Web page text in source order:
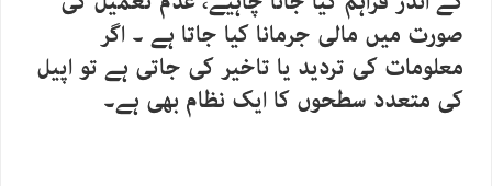
صورت میں مالی جرمانا کیا جاتا ہے ۔ اگر
معلومات کی تردید یا تاخیر کی جاتی ہے تو اپیل
کی متعدد سطحوں کا ایک نظام بھی ہے۔